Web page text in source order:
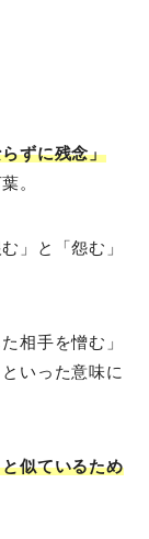
ずに残念」
。
」と「怨む」
相手を憎む」
いった意味に
似ているため